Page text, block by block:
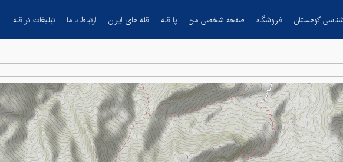
کوهستان فروشگاه صفحه شخصی من پا قله قله های ایران ارتباط با ما تبلیغات در قله